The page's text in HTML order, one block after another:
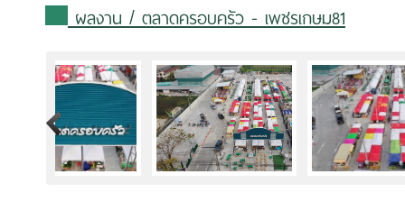
ผลงาน/ ตลาดครอบครัว - เพชรเกษม81